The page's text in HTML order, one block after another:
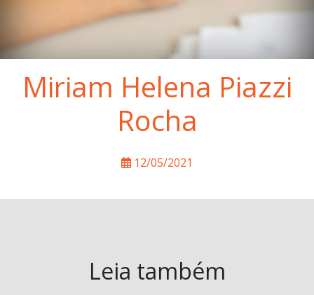
Miriam Helena Piazzi
Rocha
12/05/2021
Leia também